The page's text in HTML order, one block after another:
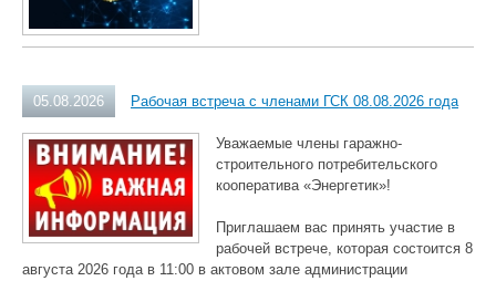
05.08.2026 Рабочая встреча с членами ГСК 08.08.2026 года
Уважаемые члены гаражно-
строительного потребительского
кооператива «Энергетик»!
Приглашаем вас принять участие в
рабочей встрече, которая состоится 8
августа 2026 года в 11:00 в актовом зале администрации